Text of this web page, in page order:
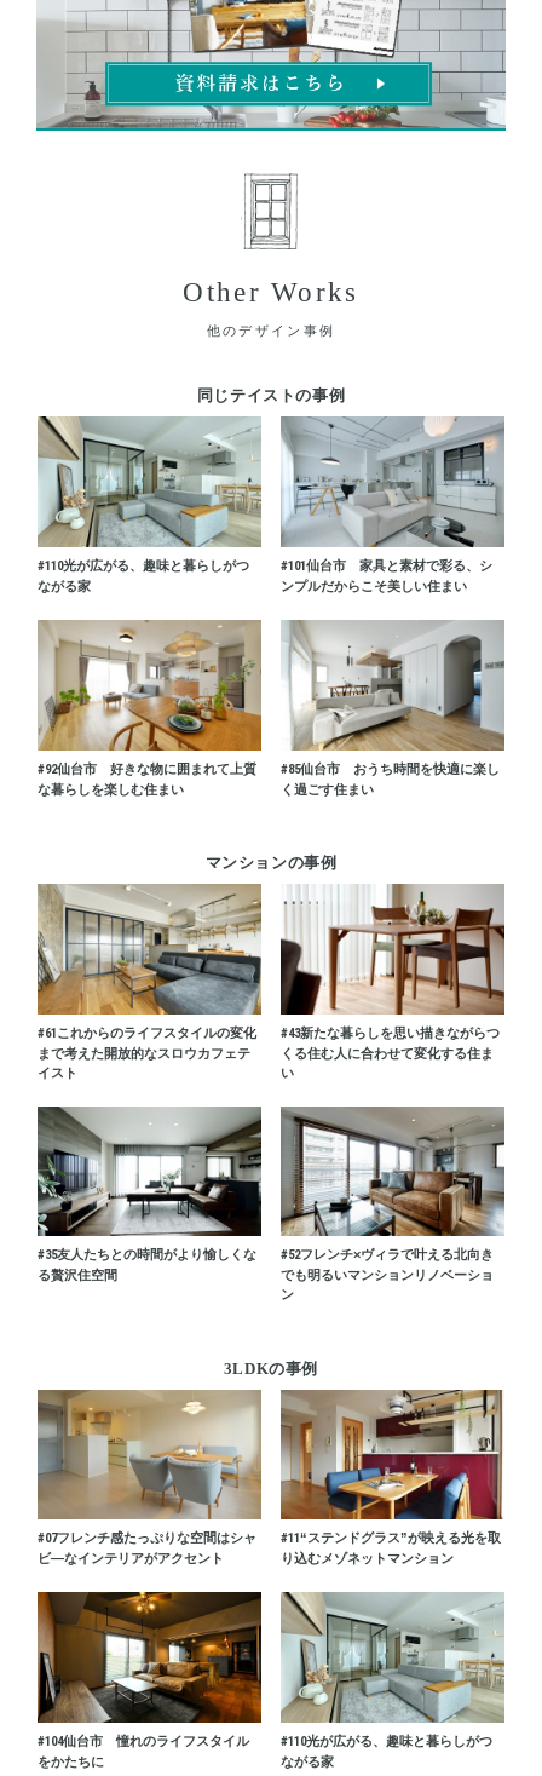
Other Works
他のデザイン事例
同じテイストの事例
#110光が広がる、趣味と暮らしがつ
ながる家
#101仙台市 家具と素材で彩る、シ
ンプルだからこそ美しい住まい
#92仙台市 好きな物に囲まれて上質
な暮らしを楽しむ住まい
#85仙台市 おうち時間を快適に楽し
く過ごす住まい
マンションの事例
#61これからのライフスタイルの変化
まで考えた開放的なスロウカフェテ
イスト
#43新たな暮らしを思い描きながらつ
くる住む人に合わせて変化する住ま
い
#35友人たちとの時間がより愉しくな
る贅沢住空間
#52フレンチ×ヴィラで叶える北向き
でも明るいマンションリノベーショ
ン
3LDKの事例
#07フレンチ感たっぷりな空間はシャ
ビ―なインテリアがアクセント
#11“ステンドグラス”が映える光を取
り込むメゾネットマンション
#104仙台市 憧れのライフスタイル
をかたちに
#110光が広がる、趣味と暮らしがつ
ながる家